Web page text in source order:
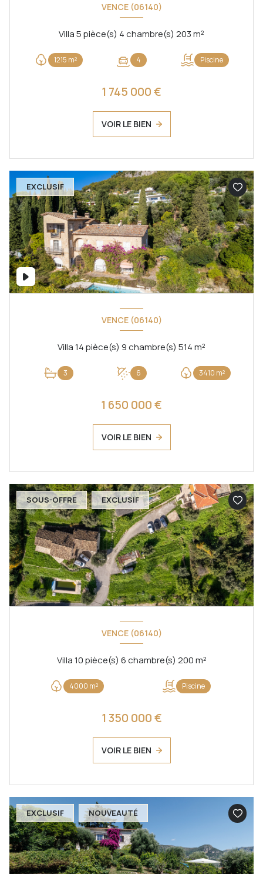
VENCE (06140)
Villa 5 pièce(s) 4 chambre(s) 203 m²
1215 m² 4 Piscine
1 745 000 €
VOIR LE BIEN
EXCLUSIF
VENCE (06140)
Villa 14 pièce(s) 9 chambre(s) 514 m²
3 6 3410 m²
1 650 000 €
VOIR LE BIEN
SOUS-OFFRE EXCLUSIF
VENCE (06140)
Villa 10 pièce(s) 6 chambre(s) 200 m²
4000 m² Piscine
1 350 000 €
VOIR LE BIEN
EXCLUSIF NOUVEAUTÉ